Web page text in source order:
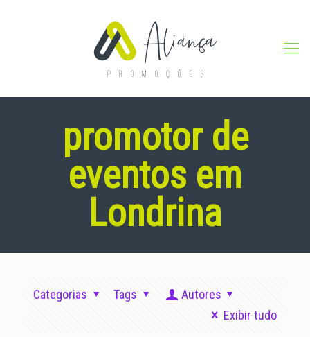
promotor de
eventos em
Londrina
Categorias Tags
Autores
Exibir tudo